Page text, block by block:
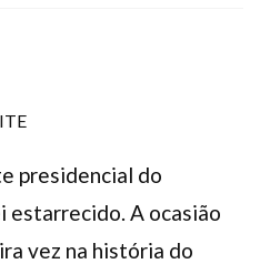
presidencial do
estarrecido. A ocasião
vez na história do